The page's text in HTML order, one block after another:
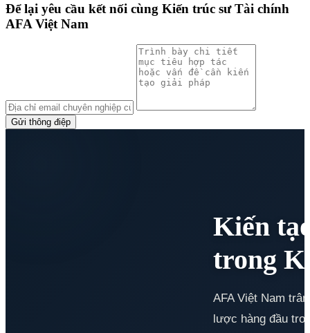
Để lại yêu cầu kết nối cùng Kiến trúc sư Tài chính
AFA Việt Nam
Gửi thông điệp
Kiến
trong
AFA Việt Nam
lược hàng đầu